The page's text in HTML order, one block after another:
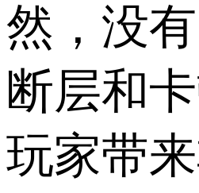
然，没
断层和
玩家带